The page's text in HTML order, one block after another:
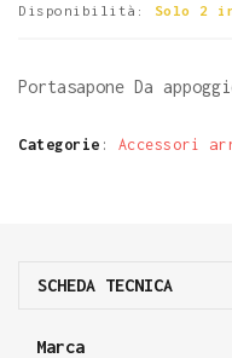
Disponibilità: Solo 2
Portasapone Da
Categorie : Accessori
SCHEDA TECNICA
Marca